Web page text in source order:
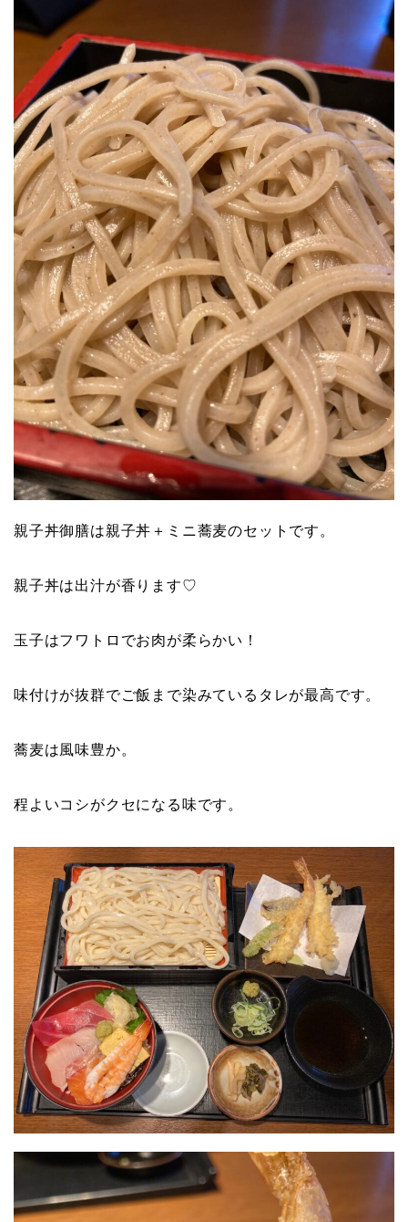
親子丼御膳は親子丼＋ミニ蕎麦のセットです。
親子丼は出汁が香ります♡
玉子はフワトロでお肉が柔らかい！
味付けが抜群でご飯まで染みているタレが最高です。
蕎麦は風味豊か。
程よいコシがクセになる味です。